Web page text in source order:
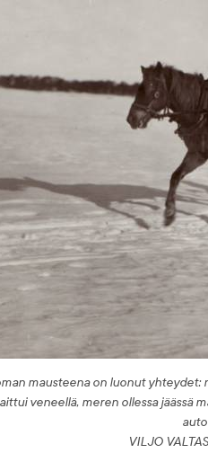
mausteena on luonut yhteydet:
veneellä, meren ollessa jäässä
VILJO